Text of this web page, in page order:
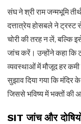
संघ ने श्री राम जन्मभूमि
दत्तात्रेय होसबले ने ट्रस्ट
चोरी की तरह न लें, बल्कि
जांच करें। उन्होंने कहा कि
व्यवस्थाओं में मौजूद हर
सुझाव दिया गया कि मंदिर
जिससे भविष्य में भक्तों की
SIT जांच और